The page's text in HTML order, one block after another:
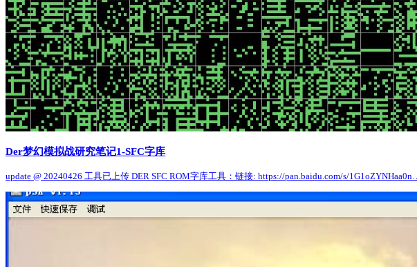
Der梦幻模拟战研究笔记1-SFC字库
update @ 20240426 工具已上传 DER SFC ROM字库工具：链接: https://pan.baidu.com/s/1G1oZYNHaa0n…